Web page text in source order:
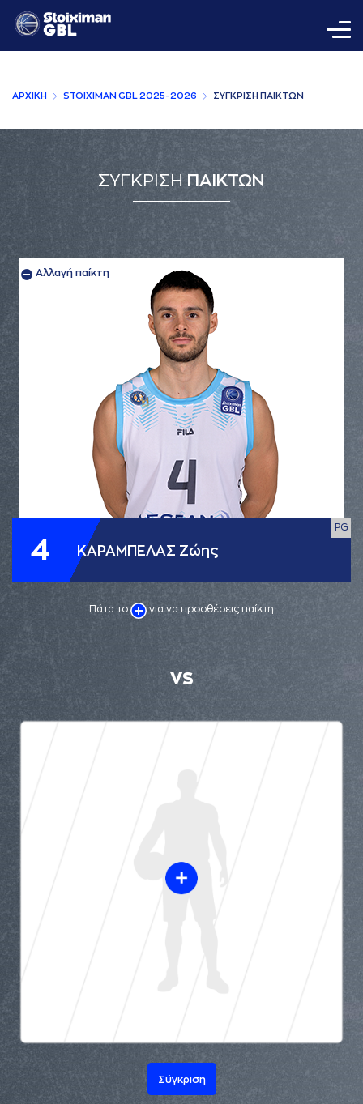
AΡΧΙΚΗ STOIXIMAN GBL 2025-2026 ΣΥΓΚΡΙΣΗ ΠAΙΚΤΩΝ
ΣΥΓΚΡΙΣΗ ΠΑΙΚΤΩΝ
4 ΚΑΡΑΜΠΕΛΑΣ Ζώης
PG
Αλλαγή παίκτη
Πάτα το για να προσθέσεις παίκτη
VS
Σύγκριση